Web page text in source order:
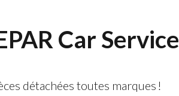
Car Service
détachées toutes marques !